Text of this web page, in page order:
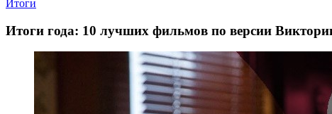
Итоги
Итоги года: 10 лучших фильмов по версии